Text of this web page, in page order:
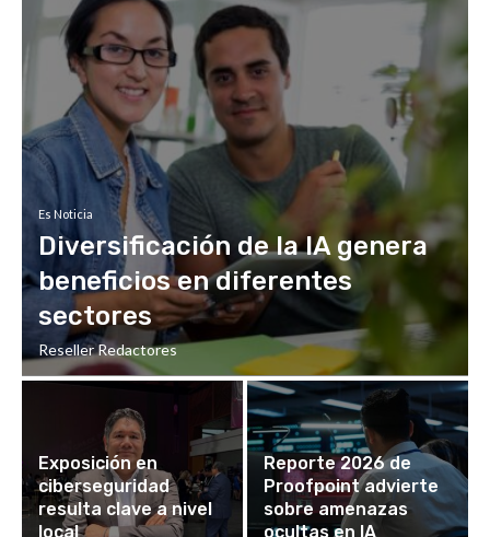
Es Noticia
Diversificación de la IA genera
beneficios en diferentes
sectores
Reseller Redactores
Exposición en
ciberseguridad
resulta clave a nivel
local
Reporte 2026 de
Proofpoint advierte
sobre amenazas
ocultas en IA